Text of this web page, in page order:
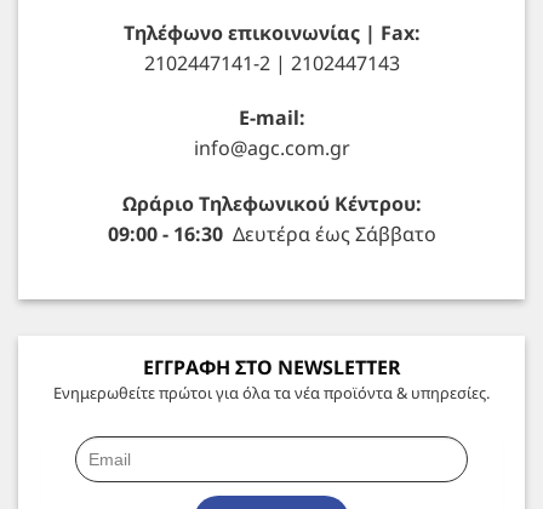
Τηλέφωνο επικοινωνίας | Fax:
2102447141-2 | 2102447143
E-mail:
info@agc.com.gr
Ωράριο Τηλεφωνικού Κέντρου:
09:00 - 16:30Δευτέρα έως Σάββατο
ΕΓΓΡΑΦΗ ΣΤΟ NEWSLETTER
Ενημερωθείτε πρώτοι για όλα τα νέα προϊόντα & υπηρεσίες.